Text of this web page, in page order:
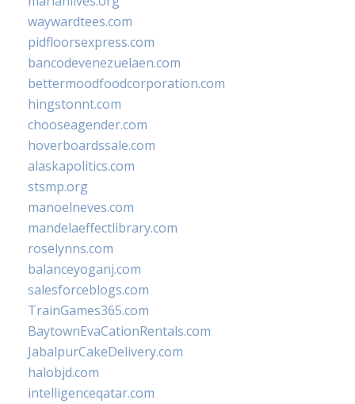
waywardtees.com
pidfloorsexpress.com
bancodevenezuelaen.com
bettermoodfoodcorporation.com
hingstonnt.com
chooseagender.com
hoverboardssale.com
alaskapolitics.com
stsmp.org
manoelneves.com
mandelaeffectlibrary.com
roselynns.com
balanceyoganj.com
salesforceblogs.com
TrainGames365.com
BaytownEvaCationRentals.com
JabalpurCakeDelivery.com
halobjd.com
intelligenceqatar.com